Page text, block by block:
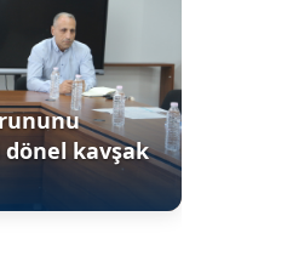
kavşak